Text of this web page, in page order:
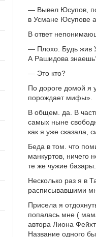
— Вывел Юсупов,
в Усмане Юсупове
В ответ
— Плохо. Будь жив
А Рашидова
— Это кто?
По дороге домой я
порождает мифы».
В общем. да. В
самых ныне
как я уже сказала,
Беда в том. что
манкуртов, ничего
те же чужие базары.
Несколько раз я в
расписывавшими
Присела я
попалась мне (
автора Лиона
Название одного